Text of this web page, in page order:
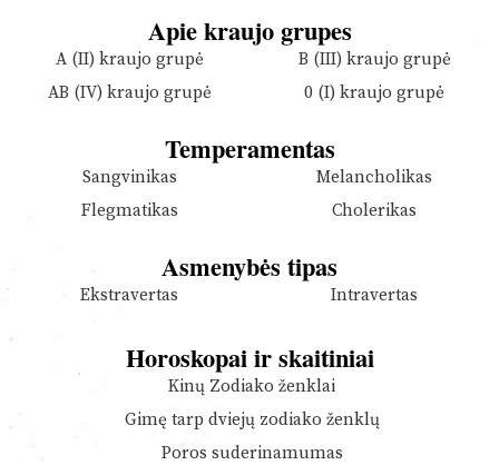
Apie kraujo grupes
A (II) kraujo grupė
B (III) kraujo grupė
AB (IV) kraujo grupė
0 (I) kraujo grupė
Temperamentas
Sangvinikas
Melancholikas
Flegmatikas
Cholerikas
Asmenybės tipas
Ekstravertas Intravertas
Horoskopai ir skaitiniai
Kinų Zodiako ženklai
Gimę tarp dviejų zodiako ženklų
Poros suderinamumas